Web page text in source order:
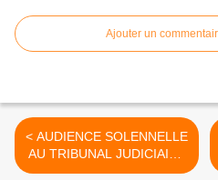
Ajouter un
< AUDIENCE SOLENNELLE
AU TRIBUNAL JUDICIAIRE
: RENTRÉE DU CONSEIL